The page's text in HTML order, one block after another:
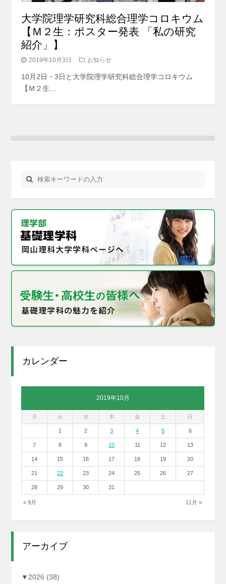
大学院理学研究科総合理学コロキウム
【Ｍ２生：ポスター発表 「私の研究
紹介」】
2019年10月3日 お知らせ
10月2日・3日と大学院理学研究科総合理学コロキウム
【Ｍ２生…
カレンダー
2019年10月
月 火 水 木 金 土 日
« 9月 11月 »
1 2 3 4 5 6
7 8 9 10 11 12 13
14 15 16 17 18 19 20
21 22 23 24 25 26 27
28 29 30 31
アーカイブ
▼2026 (38)